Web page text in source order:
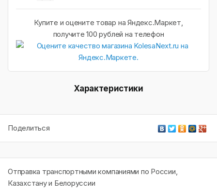
Купите и оцените товар на Яндекс.Маркет,
получите 100 рублей на телефон
Характеристики
Поделиться
Отправка транспортными компаниями по России,
Казахстану и Белоруссии